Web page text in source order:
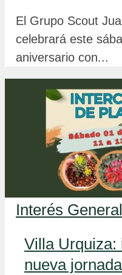
El Grupo Scout
celebrará este
aniversario con...
Interés General
Villa Urquiza:
nueva